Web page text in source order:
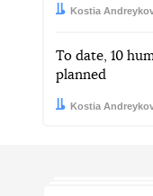
Автор:
Kostia
Дата:
To date, 10
planned
Автор:
Kostia
Дата: